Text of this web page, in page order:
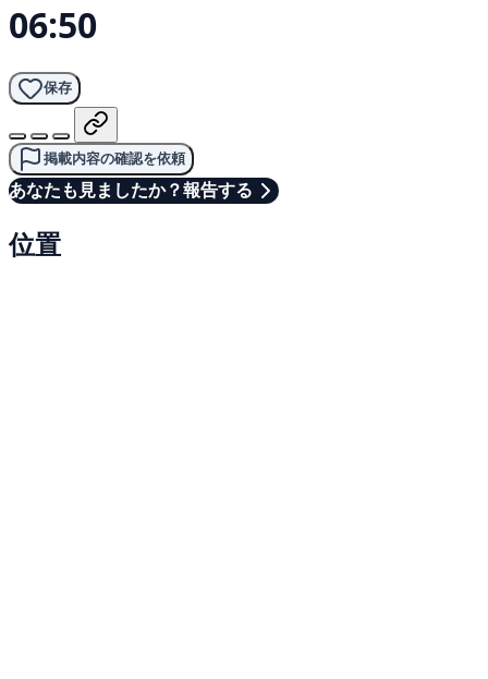
06:50
保存
掲載内容の確認を依頼
あなたも見ましたか？報告する
位置